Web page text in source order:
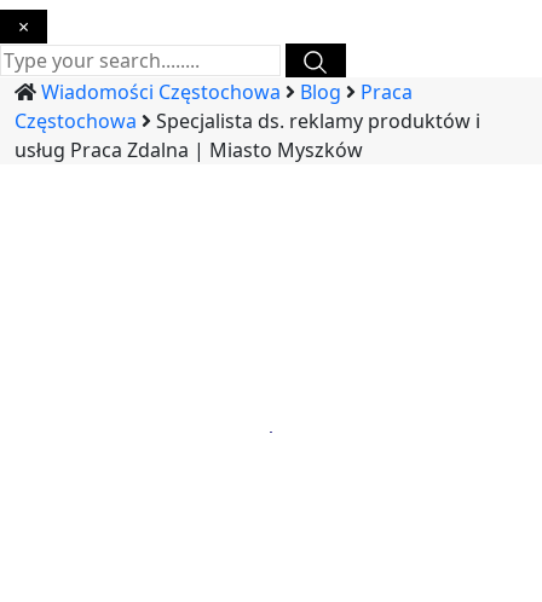
×
Wiadomości Częstochowa Blog
Praca
Częstochowa
Specjalista ds. reklamy produktów i
usług Praca Zdalna | Miasto Myszków